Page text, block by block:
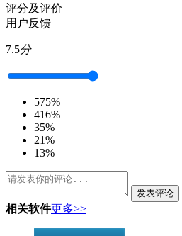
评分及评价
用户反馈
7.5分
575%
416%
35%
21%
13%
发表评论
相关软件更多>>